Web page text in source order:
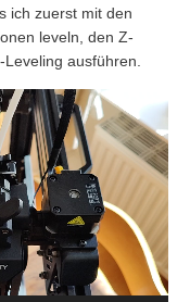
ich zuerst mit den
leveln, den Z-
ausführen.